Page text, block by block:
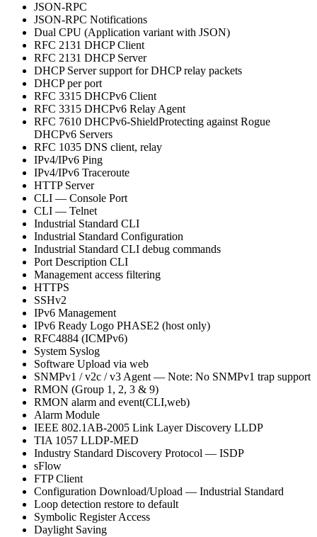
JSON-RPC
JSON-RPC Notifications
Dual CPU (Application variant with JSON)
RFC 2131 DHCP Client
RFC 2131 DHCP Server
DHCP Server support for DHCP relay packets
DHCP per port
RFC 3315 DHCPv6 Client
RFC 3315 DHCPv6 Relay Agent
RFC 7610 DHCPv6-ShieldProtecting against Rogue
DHCPv6 Servers
RFC 1035 DNS client, relay
IPv4/IPv6 Ping
IPv4/IPv6 Traceroute
HTTP Server
CLI — Console Port
CLI — Telnet
Industrial Standard CLI
Industrial Standard Configuration
Industrial Standard CLI debug commands
Port Description CLI
Management access filtering
HTTPS
SSHv2
IPv6 Management
IPv6 Ready Logo PHASE2 (host only)
RFC4884 (ICMPv6)
System Syslog
Software Upload via web
SNMPv1 / v2c / v3 Agent — Note: No SNMPv1 trap support
RMON (Group 1, 2, 3 & 9)
RMON alarm and event(CLI,web)
Alarm Module
IEEE 802.1AB-2005 Link Layer Discovery LLDP
TIA 1057 LLDP-MED
Industry Standard Discovery Protocol — ISDP
sFlow
FTP Client
Configuration Download/Upload — Industrial Standard
Loop detection restore to default
Symbolic Register Access
Daylight Saving